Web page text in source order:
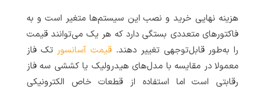
هزینه نهایی خرید و نصب این سیستم‌ها متغیر است و به
فاکتورهای متعددی بستگی دارد که هر یک می‌توانند قیمت
را به‌طور قابل‌توجهی تغییر دهند. قیمت آسانسور تک فاز
معمولا در مقایسه با مدل‌های هیدرولیک یا کششی سه فاز
رقابتی است اما استفاده از قطعات خاص الکترونیکی